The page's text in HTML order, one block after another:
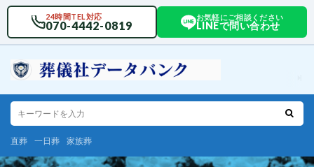
24時間TEL対応
070-4442-0819
お気軽にご相談ください
LINEで問い合わせ
直葬 一日葬 家族葬